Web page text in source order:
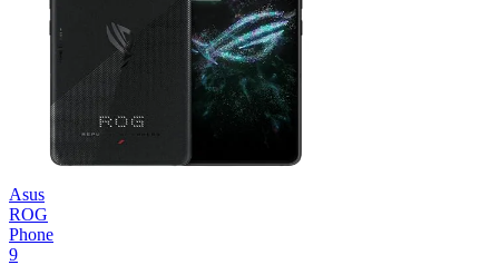
Asus
ROG
Phone
9